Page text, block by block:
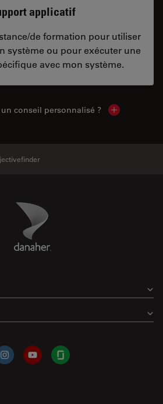
applicatif
de formation pour utiliser
système ou pour exécuter une
avec mon système.
conseil personnalisé ? Show local
Danaher Logo
InstagramYouTubeGlassdoor